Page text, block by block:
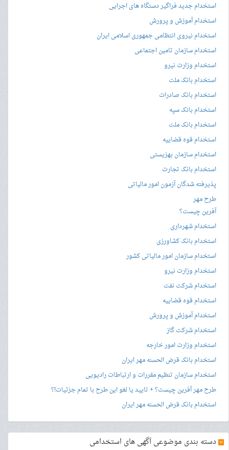
استخدام جدید فراگیر دستگاه های اجرایی
استخدام آموزش و پرورش
استخدام نیروی انتظامی جمهوری اسلامی ایران
استخدام سازمان تامین اجتماعی
استخدام وزارت نیرو
استخدام بانک ملت
استخدام بانک صادرات
استخدام بانک سپه
استخدام بانک ملت
استخدام قوه قضاییه
استخدام سازمان بهزیستی
استخدام بانک تجارت
پذیرفته شدگان آزمون امور مالیاتی
طرح مهر
آفرین چیست؟
استخدام شهرداری
استخدام بانک کشاورزی
استخدام سازمان امور مالیاتی کشور
استخدام وزارت نیرو
استخدام شرکت نفت
استخدام قوه قضاییه
استخدام آموزش و پرورش
استخدام شرکت گاز
استخدام وزارت امور خارجه
استخدام بانک قرض الحسنه مهر ایران
استخدام سازمان تنظیم مقررات و ارتباطات رادیویی
طرح مهر آفرین چیست؟ + تایید یا لغو این طرح با تمام جزئیات!؟
استخدام بانک قرض الحسنه مهر ایران
» دسته بندی موضوعی آگهی های استخدامی